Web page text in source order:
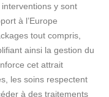
y sont
à l’Europe
tout compris,
ainsi la gestion du
cet attrait
les soins respectent
à des traitements